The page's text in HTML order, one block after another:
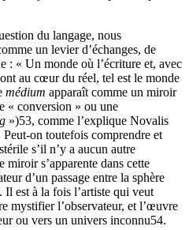
du langage, nous
un levier d’échanges, de
: « Un monde où l’écriture et, avec
au cœur du réel, tel est le monde
médium apparaît comme un miroir
« conversion » ou une
»)53, comme l’explique Novalis
Peut-on toutefois comprendre et
s’il n’y a aucun autre
s’apparente dans cette
d’un passage entre la sphère
Il est à la fois l’artiste qui veut
mystifier l’observateur, et l’œuvre
ou vers un univers inconnu54.